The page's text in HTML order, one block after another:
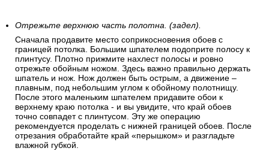
Отрежьте верхнюю часть полотна. (задел).
Сначала продавите место соприкосновения обоев с
границей потолка. Большим шпателем подоприте полосу к
плинтусу. Плотно прижмите нахлест полосы и ровно
отрежьте обойным ножом. Здесь важно правильно держать
шпатель и нож. Нож должен быть острым, а движение –
плавным, под небольшим углом к обойному полотнищу.
После этого маленьким шпателем придавите обои к
верхнему краю потолка - и вы увидите, что край обоев
точно совпадет с плинтусом. Эту же операцию
рекомендуется проделать с нижней границей обоев. После
отрезания обработайте край «перышком» и разгладьте
влажной губкой.